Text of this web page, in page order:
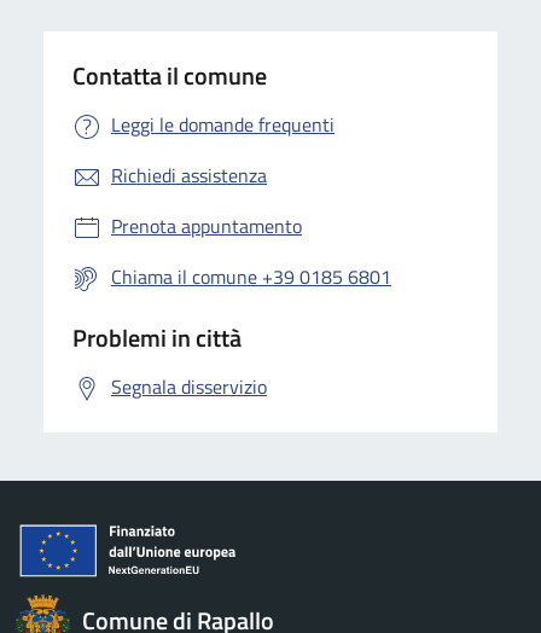
Contatta il comune
Leggi le domande frequenti
Richiedi assistenza
Prenota appuntamento
Chiama il comune +39 0185 6801
Problemi in città
Segnala disservizio
Comune di Rapallo